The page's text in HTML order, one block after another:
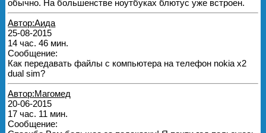
обычно. На большенстве ноутбуках блютус уже встроен.
Автор:Аида
25-08-2015
14 час. 46 мин.
Сообщение:
Как передавать файлы с компьютера на телефон nokia x2
dual sim?
Автор:Магомед
20-06-2015
17 час. 11 мин.
Сообщение: